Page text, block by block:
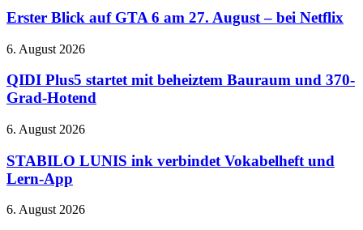
der
QuakeCon
verbessertes
auf
GTA
6
am
27.
August
–
Netflix
Erster Blick auf GTA 6 am 27. August – bei Netflix
QIDI
startet
mit
beheiztem
und
Grad-
Hotend
6. August 2026
QIDI Plus5 startet mit beheiztem Bauraum und 370-
Grad-Hotend
STABILO
ink
verbindet
Vokabelheft
Lern-
6. August 2026
STABILO LUNIS ink verbindet Vokabelheft und
Lern-App
Google
6. August 2026